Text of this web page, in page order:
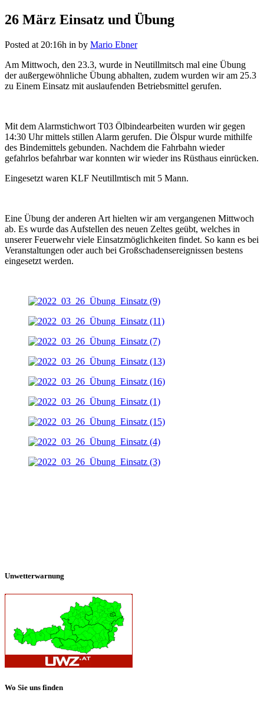
26 März Einsatz und Übung
Posted at 20:16h in by Mario Ebner
Am Mittwoch, den 23.3, wurde in Neutillmitsch mal eine Übung
der außergewöhnliche Übung abhalten, zudem wurden wir am 25.3
zu Einem Einsatz mit auslaufenden Betriebsmittel gerufen.
Mit dem Alarmstichwort T03 Ölbindearbeiten wurden wir gegen
14:30 Uhr mittels stillen Alarm gerufen. Die Ölspur wurde mithilfe
des Bindemittels gebunden. Nachdem die Fahrbahn wieder
gefahrlos befahrbar war konnten wir wieder ins Rüsthaus einrücken.
Eingesetzt waren KLF Neutillmtisch mit 5 Mann.
Eine Übung der anderen Art hielten wir am vergangenen Mittwoch
ab. Es wurde das Aufstellen des neuen Zeltes geübt, welches in
unserer Feuerwehr viele Einsatzmöglichkeiten findet. So kann es bei
Veranstaltungen oder auch bei Großschadensereignissen bestens
eingesetzt werden.
Unwetterwarnung
Wo Sie uns finden